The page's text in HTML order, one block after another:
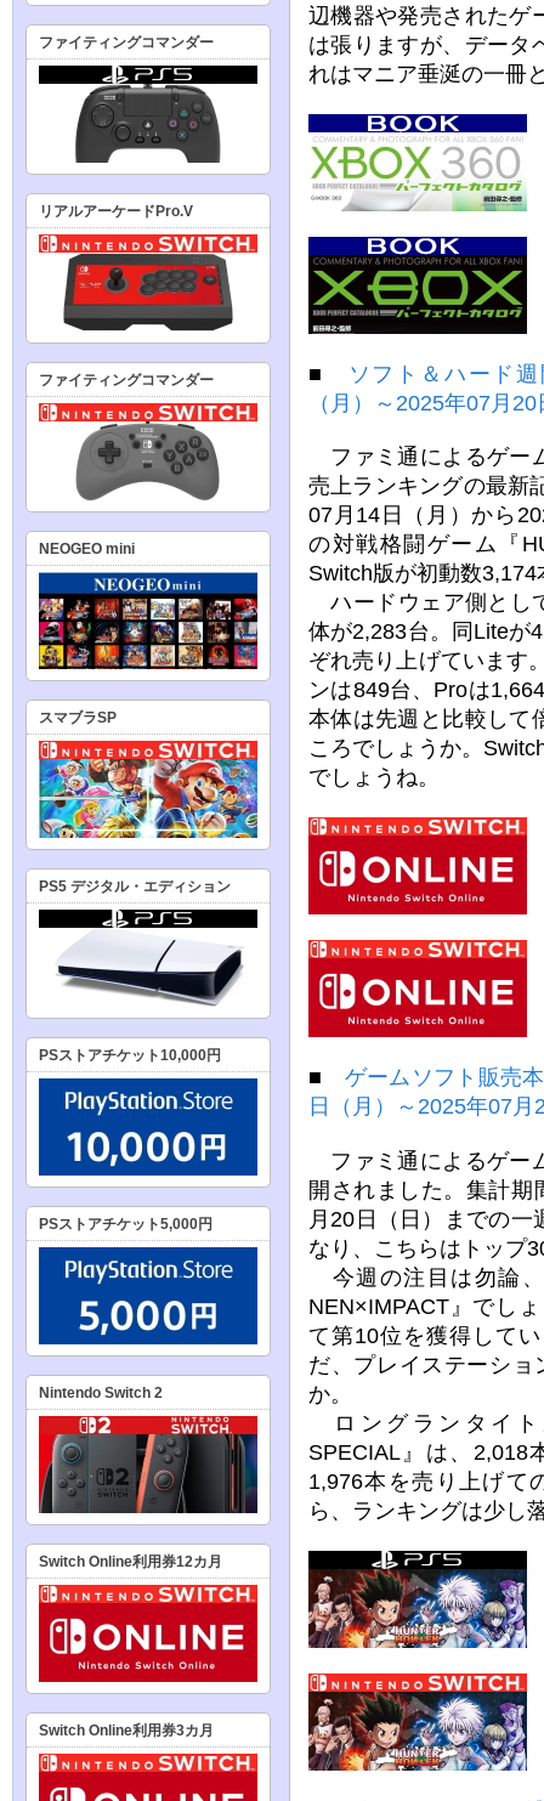
辺機器や発売されたゲ
は張りますが、データ
れはマニア垂涎の一冊
■
ソフト＆ハード
（月）～2025年07月
ファミ通によるゲー
売上ランキングの最新
07月14日（月）から
の対戦格闘ゲーム『
Switch版が初動数
ハードウェア側とし
体が2,283台。同Liteが
ぞれ売り上げています
ンは849台、Proは
本体は先週と比較して
ころでしょうか。
でしょうね。
■ ゲームソフト販売
日（月）～2025年07月
ファミ通によるゲー
開されました。集計期
月20日（日）までの
なり、こちらはトップ
今週の注目は勿論
NEN×IMPACT』でし
て第10位を獲得して
だ、プレイステーシ
か。
ロングランタイト
SPECIAL』は、
1,976本を売り上げて
ら、ランキングは少し
ファイティングコマンダー
リアルアーケードPro.V
ファイティングコマンダー
NEOGEO mini
スマブラSP
PS5 デジタル・エディション
PSストアチケット10,000円
PSストアチケット5,000円
Nintendo Switch 2
Switch Online利用券12カ月
Switch Online利用券3カ月